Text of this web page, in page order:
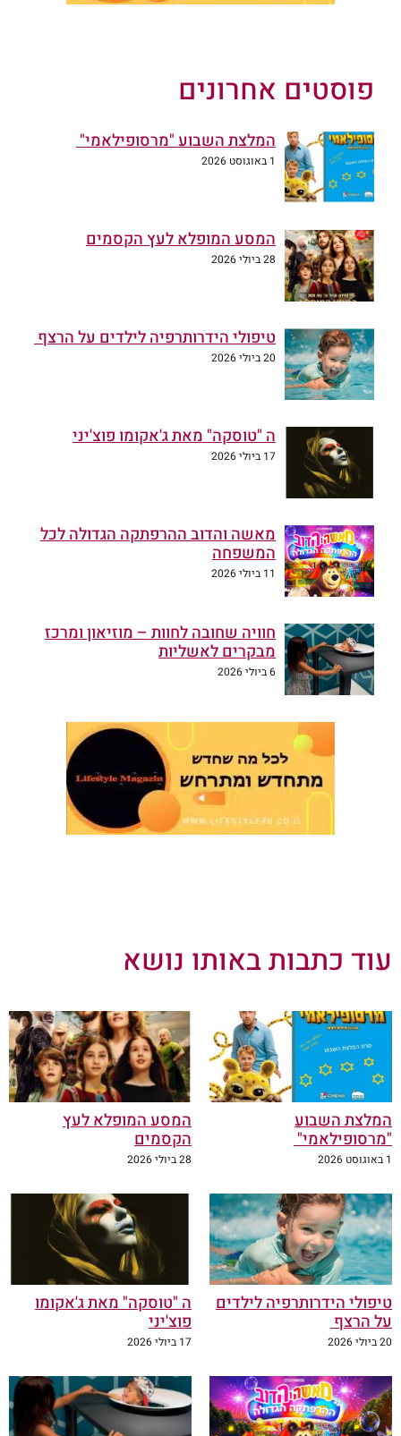
פוסטים אחרונים
המלצת השבוע "מרסופילאמי"
1 באוגוסט 2026
המסע המופלא לעץ הקסמים
28 ביולי 2026
טיפולי הידרותרפיה לילדים על הרצף
20 ביולי 2026
ה "טוסקה" מאת ג'אקומו פוצ'יני
17 ביולי 2026
מאשה והדוב ההרפתקה הגדולה לכל
המשפחה
11 ביולי 2026
חוויה שחובה לחוות – מוזיאון ומרכז
מבקרים לאשליות
6 ביולי 2026
עוד כתבות באותו נושא
המלצת השבוע
"מרסופילאמי"
1 באוגוסט 2026
המסע המופלא לעץ
הקסמים
28 ביולי 2026
טיפולי הידרותרפיה לילדים
על הרצף
20 ביולי 2026
ה "טוסקה" מאת ג'אקומו
פוצ'יני
17 ביולי 2026